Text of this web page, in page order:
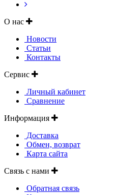
О нас
Новости
Статьи
Контакты
Сервис
Личный кабинет
Сравнение
Информация
Доставка
Обмен, возврат
Карта сайта
Связь с нами
Обратная связь